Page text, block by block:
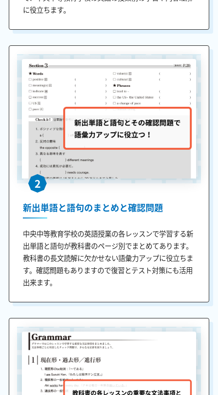
に役立ちます。
2
新出単語と語句のまとめと確認問題
中央中等教育学校の英語授業の各レッスンで学習する新
出単語と語句が教科書のページ別でまとめてあります。
教科書の長文読解に欠かせない語彙力アップに役立ちま
す。確認問題もありますので復習とテスト対策にも活用
出来ます。